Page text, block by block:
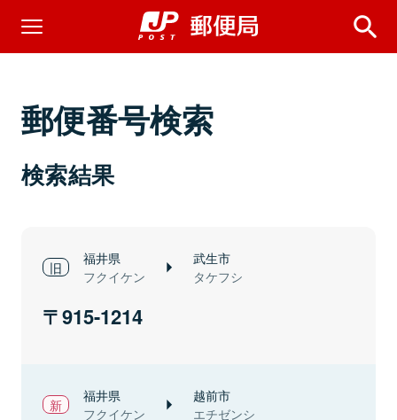
郵便番号検索
検索結果
福井県
フクイケン
武生市
タケフシ
915-1214
福井県
フクイケン
越前市
エチゼンシ